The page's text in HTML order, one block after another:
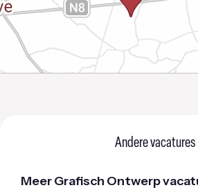
Andere vacatures
Meer Grafisch Ontwerp